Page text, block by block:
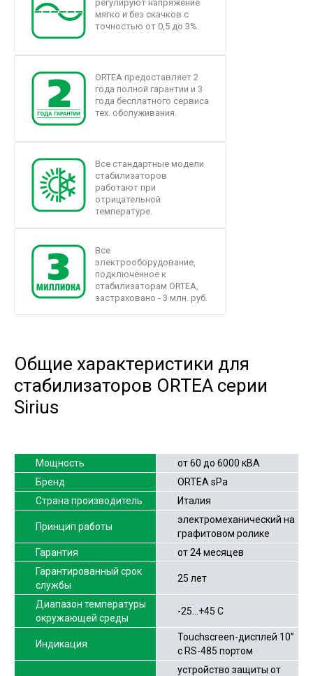
регулируют напряжение
мягко и без скачков с
точностью от 0,5 до 3%.
ORTEA предоставляет 2
года полной гарантии и 3
года бесплатного сервиса
тех. обслуживания.
Все стандартные модели
стабилизаторов
работают при
отрицательной
температуре.
Все
электрооборудование,
подключенное к
стабилизаторам ORTEA,
застраховано - 3 млн. руб.
Общие характеристики для
стабилизаторов ORTEA серии
Sirius
Мощность
от 60 до 6000 кВА
Бренд
ORTEA sPa
Страна производитель
Италия
Принцип работы
электромеханический на
графитовом ролике
Гарантия
от 24 месяцев
Гарантированный срок
службы
25 лет
Диапазон температуры
окружающей среды
-25…+45 С
Индикация
Touchscreen-дисплей 10”
с RS-485 портом
устройство защиты от